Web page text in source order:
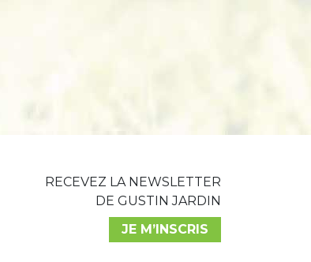
RECEVEZ LA NEWSLETTER
DE GUSTIN JARDIN
JE M’INSCRIS